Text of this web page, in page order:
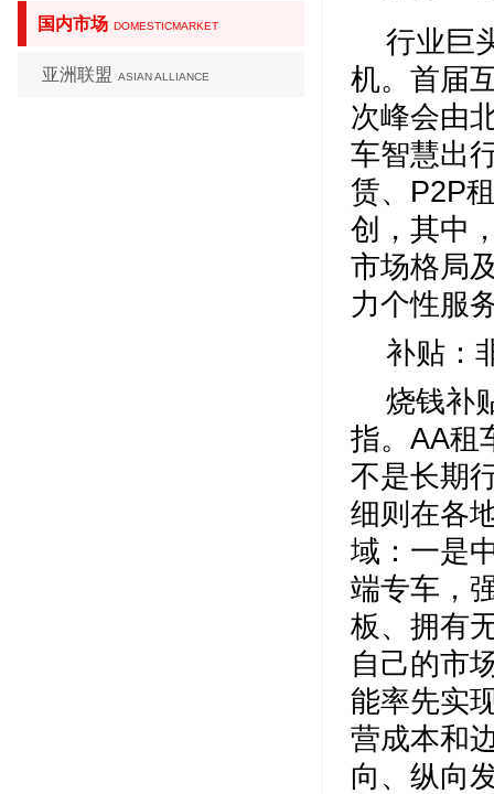
国内市场 DOMESTICMARKET
亚洲联盟 ASIAN ALLIANCE
行业巨
机。首届
次峰会由
车智慧出
赁、P2P
创，其中
市场格局
力个性服
补贴：
烧钱补
指。AA租
不是长期
细则在各
域：一是
端专车，
板、拥有
自己的市
能率先实
营成本和
向、纵向